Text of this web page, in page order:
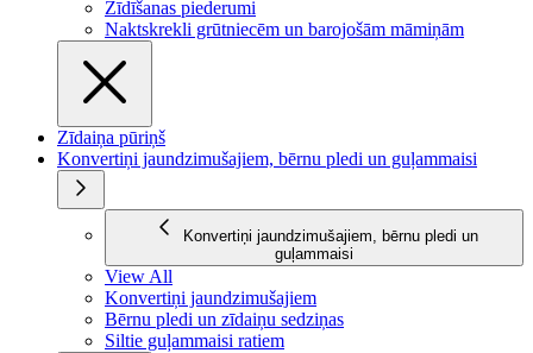
Zīdīšanas piederumi
Naktskrekli grūtniecēm un barojošām māmiņām
Zīdaiņa pūriņš
Konvertiņi jaundzimušajiem, bērnu pledi un guļammaisi
Konvertiņi jaundzimušajiem, bērnu pledi un
guļammaisi
View All
Konvertiņi jaundzimušajiem
Bērnu pledi un zīdaiņu sedziņas
Siltie guļammaisi ratiem